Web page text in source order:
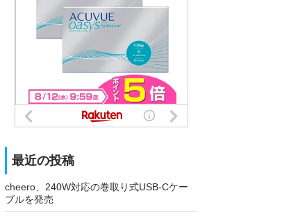
最近の投稿
cheero、240W対応の巻取り式USB-Cケー
ブルを発売